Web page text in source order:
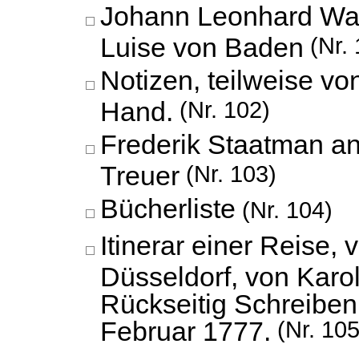
Johann Leonhard
Luise von Baden (Nr.
Notizen, teilweise
Hand. (Nr. 102)
Frederik Staatman
Treuer (Nr. 103)
Bücherliste (Nr. 104)
Itinerar einer Reise,
Düsseldorf, von
Rückseitig
Februar 1777. (Nr.